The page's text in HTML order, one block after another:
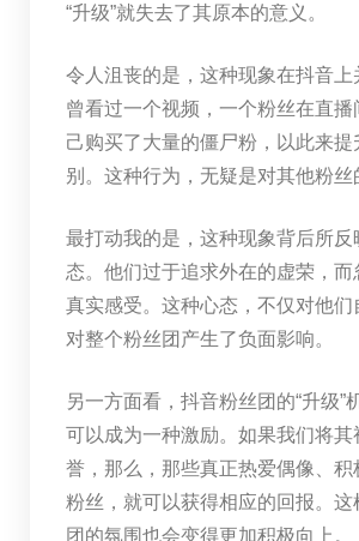
“升级”就失去了其原本的意义。
令人沮丧的是，这种现象在抖音上
曾看过一个视频，一个粉丝在直播
己购买了大量的僵尸粉，以此来提
别。这种行为，无疑是对其他粉丝
最打动我的是，这种现象背后所反
态。他们过于追求外在的虚荣，而
真实感受。这种心态，不仅对他们
对整个粉丝团产生了负面影响。
另一方面看，抖音粉丝团的“升级”
可以成为一种激励。如果我们将其
誉，那么，那些真正热爱偶像、积
粉丝，就可以获得相应的回报。这
团的氛围也会变得更加积极向上。